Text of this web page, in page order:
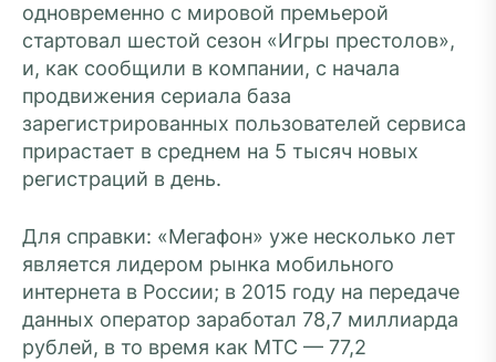
одновременно с мировой премьерой
стартовал шестой сезон «Игры престолов»,
и, как сообщили в компании, с начала
продвижения сериала база
зарегистрированных пользователей сервиса
прирастает в среднем на 5 тысяч новых
регистраций в день.
Для справки: «Мегафон» уже несколько лет
является лидером рынка мобильного
интернета в России; в 2015 году на передаче
данных оператор заработал 78,7 миллиарда
рублей, в то время как МТС — 77,2